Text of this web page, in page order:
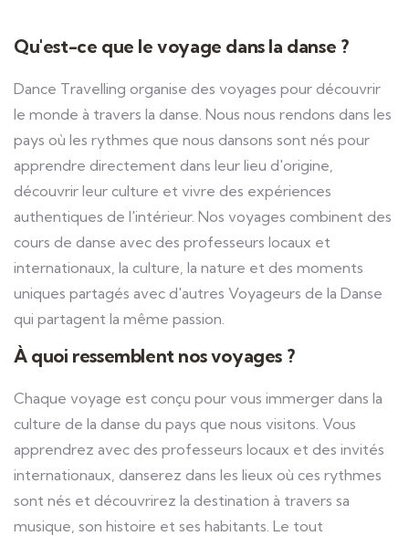
Qu'est-ce que le voyage dans la danse ?
Dance Travelling organise des voyages pour découvrir
le monde à travers la danse. Nous nous rendons dans les
pays où les rythmes que nous dansons sont nés pour
apprendre directement dans leur lieu d'origine,
découvrir leur culture et vivre des expériences
authentiques de l'intérieur. Nos voyages combinent des
cours de danse avec des professeurs locaux et
internationaux, la culture, la nature et des moments
uniques partagés avec d'autres Voyageurs de la Danse
qui partagent la même passion.
À quoi ressemblent nos voyages ?
Chaque voyage est conçu pour vous immerger dans la
culture de la danse du pays que nous visitons. Vous
apprendrez avec des professeurs locaux et des invités
internationaux, danserez dans les lieux où ces rythmes
sont nés et découvrirez la destination à travers sa
musique, son histoire et ses habitants. Le tout